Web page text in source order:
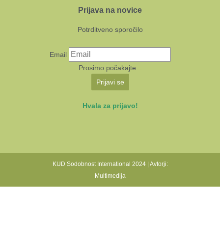
Prijava na novice
Potrditveno sporočilo
Email
Prosimo počakajte...
Prijavi se
Hvala za prijavo!
KUD Sodobnost International 2024 | Avtorji:
Multimedija